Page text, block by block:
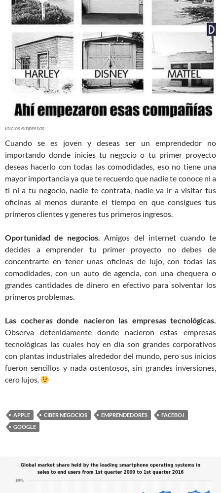
inicios empresas
Cuando se es joven y deseas ser un emprendedor no
importando donde inicies tu negocio o tu primer proyecto
deseas hacerlo con todas las comodidades, eso no tiene una
mayor importancia ya que te recuerdo que nadie te conoce ni a
ti ni a tu negocio, nadie te contrata, nadie va ir a visitar tus
oficinas al menos durante el tiempo en que consigues tus
primeros clientes y generes tus primeros ingresos.
Oportunidad de negocios.Amigos del internet cuando te
decides a emprender tu primer proyecto no debes de
concentrarte en tener unas oficinas de lujo, con todas las
comodidades, con un auto de agencia, con una chequera o
grandes cantidades de dinero en efectivo para solventar los
primeros problemas.
Las cocheras donde nacieron las empresas tecnológicas.
Observa detenidamente donde nacieron estas empresas
tecnológicas las cuales hoy en día son grandes corporativos
con plantas industriales alrededor del mundo, pero sus inicios
fueron sencillos y nada ostentosos, sin grandes inversiones,
cero lujos.
APPLE CIBER NEGOCIOS EMPRENDEDORES
FACEBOJ
GOOGLE